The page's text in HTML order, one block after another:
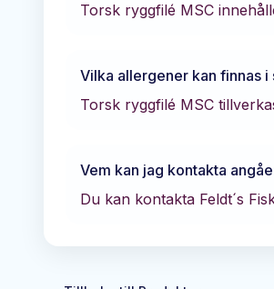
Torsk ryggfilé MSC
Vilka allergener kan finnas i
Torsk ryggfilé MSC
Vem kan jag kontakta
Du kan kontakta Feldt´s